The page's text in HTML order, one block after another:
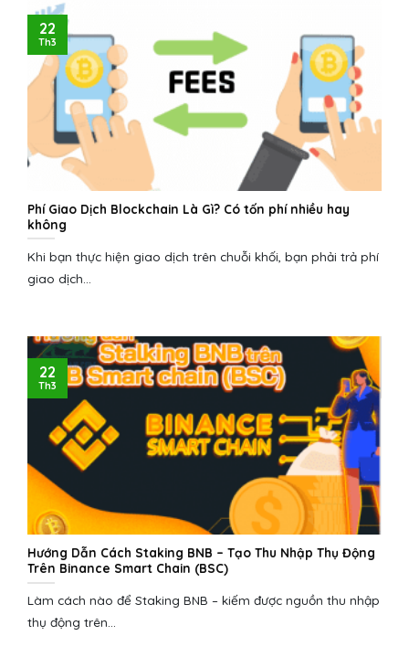
Phí Giao Dịch Blockchain Là Gì? Có tốn phí nhiều hay
không
Khi bạn thực hiện giao dịch trên chuỗi khối, bạn phải trả phí
giao dịch...
22
Th3
Hướng Dẫn Cách Staking BNB – Tạo Thu Nhập Thụ Động
Trên Binance Smart Chain (BSC)
Làm cách nào để Staking BNB – kiếm được nguồn thu nhập
thụ động trên...
22
Th3